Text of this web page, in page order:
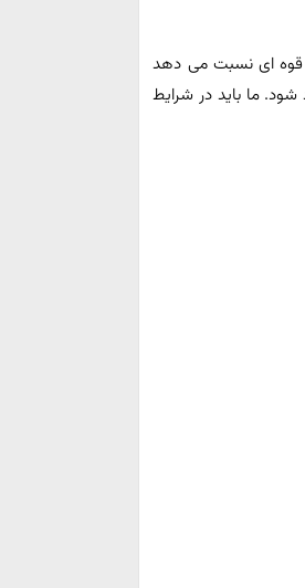
قوه ای نسبت می دهد
شود. ما باید در شرایط